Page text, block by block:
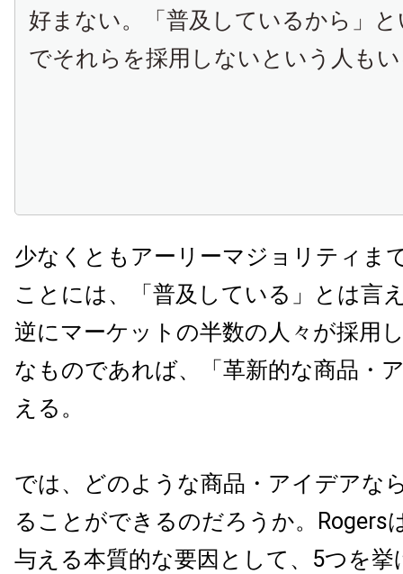
好まない。「普及しているから」
でそれらを採用しないという人も
少なくともアーリーマジョリティま
ことには、「普及している」とは言
逆にマーケットの半数の人々が採用
なものであれば、「革新的な商品・
える。
では、どのような商品・アイデアな
ることができるのだろうか。Rogers
与える本質的な要因として、5つを挙